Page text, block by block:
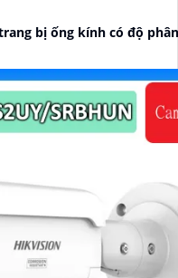
trang bị ống kính có độ